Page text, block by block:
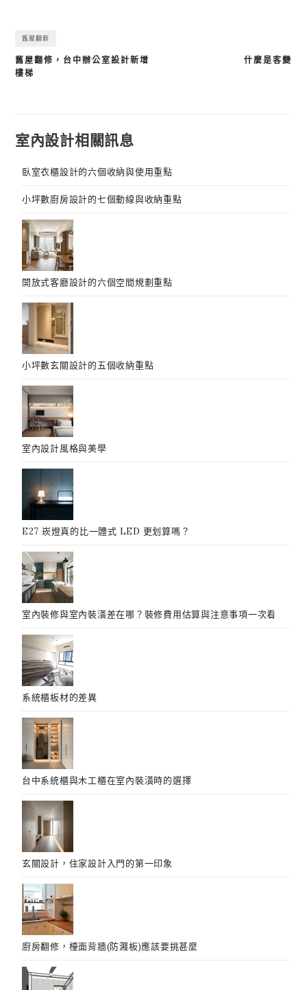
舊屋翻新
文
覽
什麼是客變
舊屋翻修，台中辦公室設計新增
樓梯
室內設計相關訊息
臥室衣櫃設計的六個收納與使用重點
小坪數廚房設計的七個動線與收納重點
開放式客廳設計的六個空間規劃重點
小坪數玄關設計的五個收納重點
室內設計風格與美學
E27 崁燈真的比一體式 LED 更划算嗎？
室內裝修與室內裝潢差在哪？裝修費用估算與注意事項一次看
系統櫃板材的差異
台中系統櫃與木工櫃在室內裝潢時的選擇
玄關設計，住家設計入門的第一印象
廚房翻修，檯面背牆(防濺板)應該要挑甚麼